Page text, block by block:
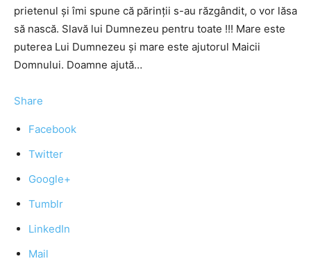
prietenul și îmi spune că părinții s-au răzgândit, o vor lăsa
să nască. Slavă lui Dumnezeu pentru toate !!! Mare este
puterea Lui Dumnezeu și mare este ajutorul Maicii
Domnului. Doamne ajută…
Share
Facebook
Twitter
Google+
Tumblr
LinkedIn
Mail